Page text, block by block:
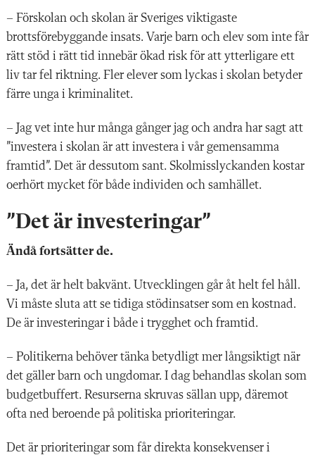
– Förskolan och skolan är Sveriges viktigaste
brottsförebyggande insats. Varje barn och elev som inte får
rätt stöd i rätt tid innebär ökad risk för att ytterligare ett
liv tar fel riktning. Fler elever som lyckas i skolan betyder
färre unga i kriminalitet.
– Jag vet inte hur många gånger jag och andra har sagt att
”investera i skolan är att investera i vår gemensamma
framtid”. Det är dessutom sant. Skolmisslyckanden kostar
oerhört mycket för både individen och samhället.
”Det är investeringar”
Ändå fortsätter de.
– Ja, det är helt bakvänt. Utvecklingen går åt helt fel håll.
Vi måste sluta att se tidiga stödinsatser som en kostnad.
De är investeringar i både i trygghet och framtid.
– Politikerna behöver tänka betydligt mer långsiktigt när
det gäller barn och ungdomar. I dag behandlas skolan som
budgetbuffert. Resurserna skruvas sällan upp, däremot
ofta ned beroende på politiska prioriteringar.
Det är prioriteringar som får direkta konsekvenser i